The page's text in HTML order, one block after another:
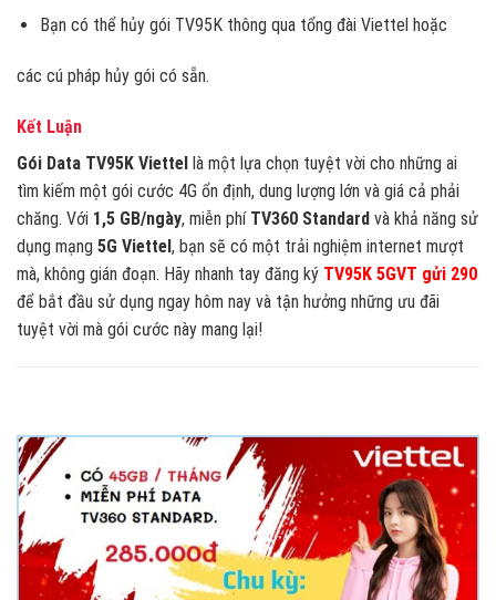
Bạn có thể hủy gói TV95K thông qua tổng đài Viettel hoặc
các cú pháp hủy gói có sẵn.
Kết Luận
Gói Data TV95K Viettel là một lựa chọn tuyệt vời cho những ai
tìm kiếm một gói cước 4G ổn định, dung lượng lớn và giá cả phải
chăng. Với 1,5 GB/ngày, miễn phí TV360 Standard và khả năng sử
dụng mạng 5G Viettel, bạn sẽ có một trải nghiệm internet mượt
mà, không gián đoạn. Hãy nhanh tay đăng ký TV95K 5GVT gửi 290
để bắt đầu sử dụng ngay hôm nay và tận hưởng những ưu đãi
tuyệt vời mà gói cước này mang lại!